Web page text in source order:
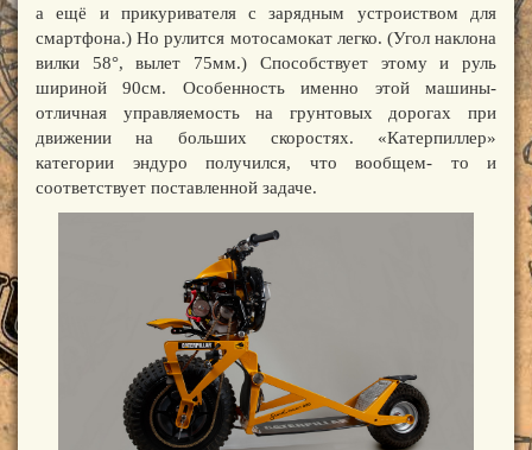
а ещё и прикуривателя с зарядным устроиством для
смартфона.) Но рулится мотосамокат легко. (Угол наклона
вилки 58°, вылет 75мм.) Способствует этому и руль
шириной 90см. Особенность именно этой машины-
отличная управляемость на грунтовых дорогах при
движении на больших скоростях. «Катерпиллер»
категории эндуро получился, что вообщем- то и
соответствует поставленной задаче.